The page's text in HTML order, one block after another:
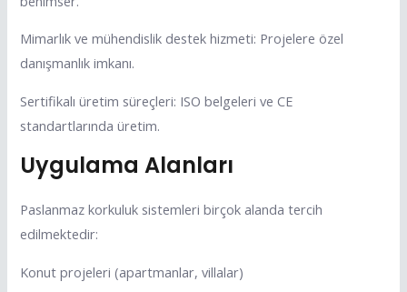
Mimarlık ve mühendislik destek hizmeti: Projelere özel
danışmanlık imkanı.
Sertifikalı üretim süreçleri: ISO belgeleri ve CE
standartlarında üretim.
Uygulama Alanları
Paslanmaz korkuluk sistemleri birçok alanda tercih
edilmektedir:
Konut projeleri (apartmanlar, villalar)